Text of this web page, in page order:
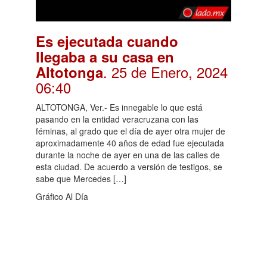
Es ejecutada cuando
llegaba a su casa en
Altotonga. 25 de Enero, 2024
06:40
ALTOTONGA, Ver.- Es innegable lo que está
pasando en la entidad veracruzana con las
féminas, al grado que el día de ayer otra mujer de
aproximadamente 40 años de edad fue ejecutada
durante la noche de ayer en una de las calles de
esta ciudad. De acuerdo a versión de testigos, se
sabe que Mercedes […]
Gráfico Al Día